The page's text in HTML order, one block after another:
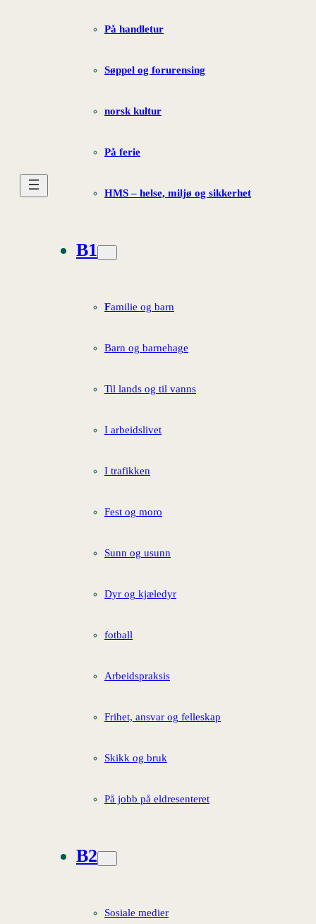
På handletur
Søppel og forurensing
norsk kultur
På ferie
HMS – helse, miljø og sikkerhet
B1
Familie og barn
Barn og barnehage
Til lands og til vanns
I arbeidslivet
I trafikken
Fest og moro
Sunn og usunn
Dyr og kjæledyr
fotball
Arbeidspraksis
Frihet, ansvar og felleskap
Skikk og bruk
På jobb på eldresenteret
B2
Sosiale medier